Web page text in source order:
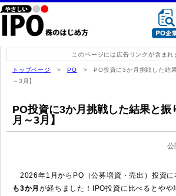
このページには広告リンクが含まれ
トップページ >PO > PO投資に3か月挑戦した結
～3月】
PO投資に3か月挑戦した結果と振
月～3月】
公
2026年1月からPO（公募増資・売出）投資に
も3か月が経ちました！IPO投資に比べるとやや